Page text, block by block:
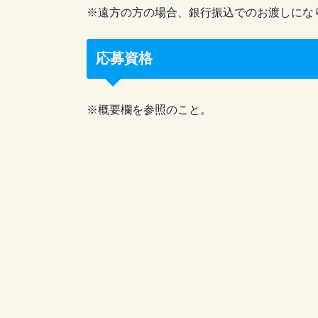
※遠方の方の場合、銀行振込でのお渡しにな
応募資格
※概要欄を参照のこと。